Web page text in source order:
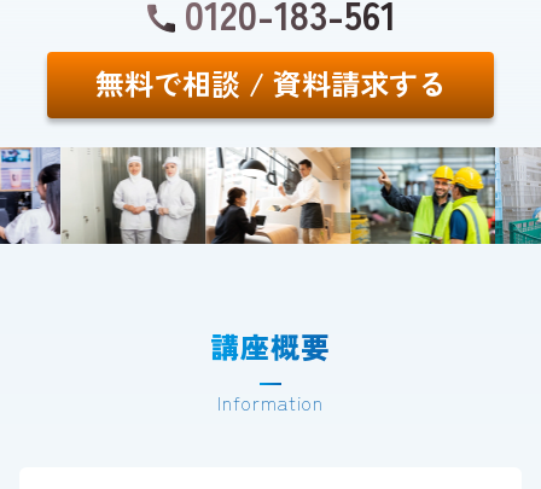
0120-183-561
無料で相談 / 資料請求する
講座概要
Information